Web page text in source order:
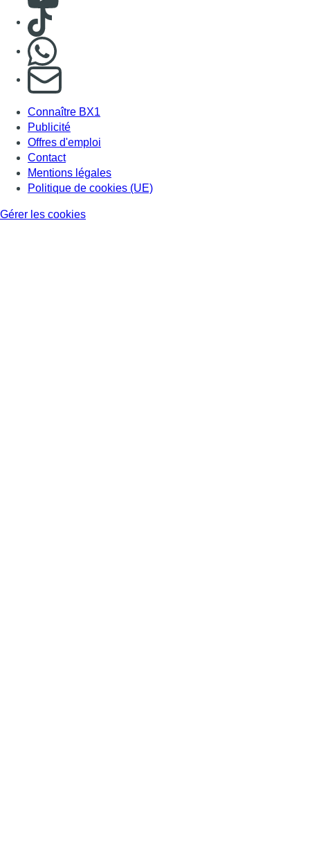
Consulter TikTok
S'abonner à notre newsletter
Connaître BX1
Publicité
Offres d'emploi
Contact
Mentions légales
Politique de cookies (UE)
Gérer les cookies